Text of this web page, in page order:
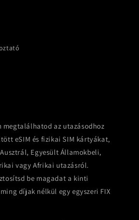
megtalálhatod az utazásodhoz
eSIM és fizikai SIM kártyákat,
Egyesült Államokbeli,
vagy Afrikai utazásról.
be magadat a kinti
díjak nélkül egy egyszeri FIX